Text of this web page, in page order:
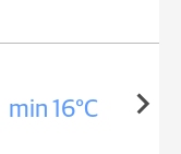
min 16°C